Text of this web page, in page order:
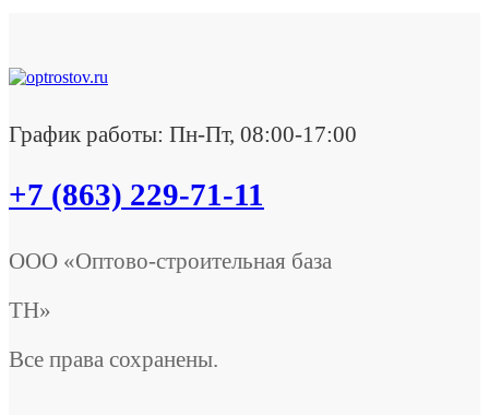
График работы: Пн-Пт, 08:00-17:00
+7 (863) 229-71-11
ООО «Оптово-строительная база
ТН»
Все права сохранены.